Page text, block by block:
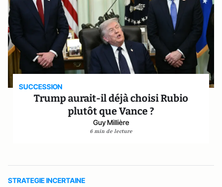
SUCCESSION
Trump aurait-il déjà choisi Rubio
plutôt que Vance ?
Guy Millière
6 min de lecture
STRATEGIE INCERTAINE